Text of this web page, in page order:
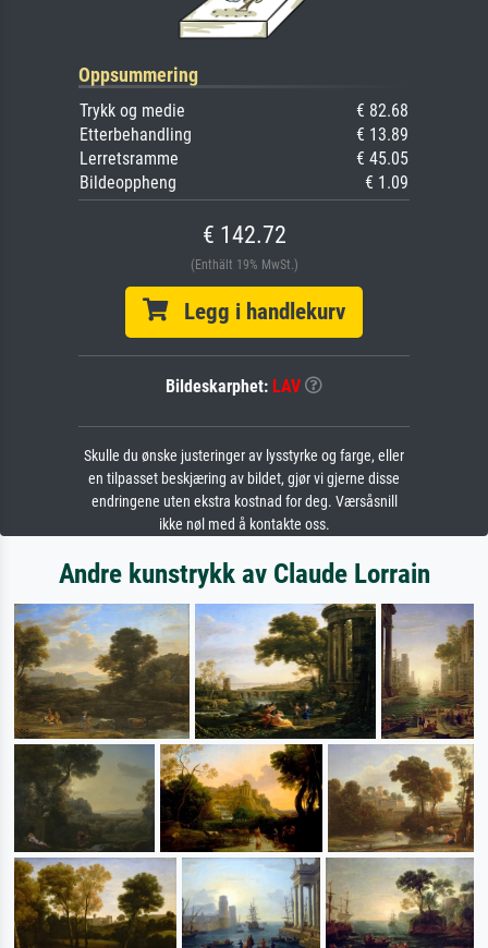
Oppsummering
Trykk og medie
€ 82.68
Etterbehandling
€ 13.89
Lerretsramme
€ 45.05
Bildeoppheng
€ 1.09
€ 142.72
(Enthält 19% MwSt.)
Legg i handlekurv
Bildeskarphet: LAV
Skulle du ønske justeringer av lysstyrke og farge, eller
en tilpasset beskjæring av bildet, gjør vi gjerne disse
endringene uten ekstra kostnad for deg. Værsåsnill
ikke nøl med å kontakte oss.
Andre kunstrykk av Claude Lorrain